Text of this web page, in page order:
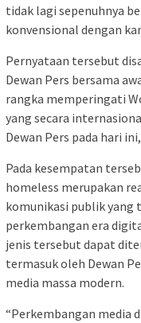
tidak lagi sepenuhnya
konvensional dengan
Pernyataan tersebut
Dewan Pers bersama
rangka memperingati
yang secara
Dewan Pers pada hari
Pada kesempatan
homeless merupakan
komunikasi publik yang
perkembangan era
jenis tersebut dapat
termasuk oleh Dewan
media massa modern.
“Perkembangan media